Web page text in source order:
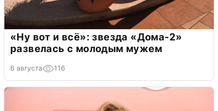
«Ну вот и всё»: звезда «Дома-2»
развелась с молодым мужем
6 августа 116